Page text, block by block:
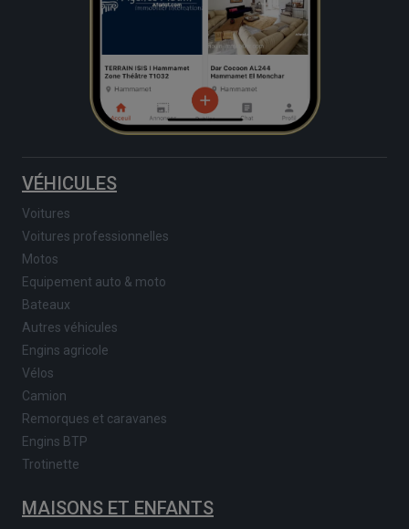
VÉHICULES
Voitures
Voitures professionnelles
Motos
Equipement auto & moto
Bateaux
Autres véhicules
Engins agricole
Vélos
Camion
Remorques et caravanes
Engins BTP
Trotinette
MAISONS ET ENFANTS